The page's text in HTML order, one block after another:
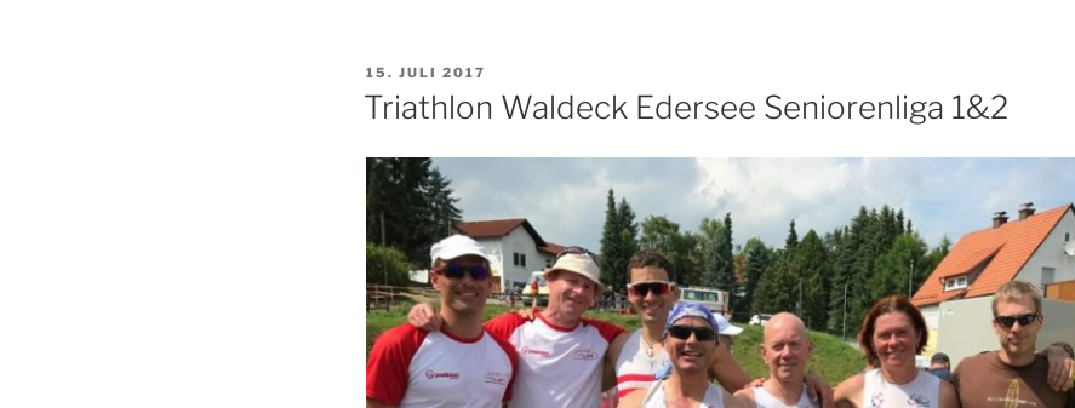
VERÖFFENTLICHT
AM
15. JULI 2017
Triathlon Waldeck Edersee Seniorenliga 1&2